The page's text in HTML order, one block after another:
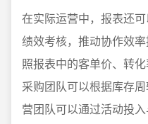
在实际运营中，报表还
绩效考核，推动协作效
照报表中的客单价、转
采购团队可以根据库存
营团队可以通过活动投